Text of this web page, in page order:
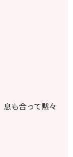
も合って黙々